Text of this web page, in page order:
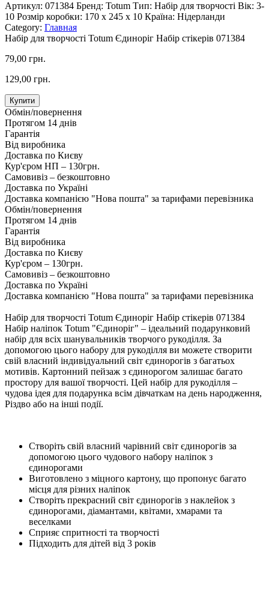
Артикул: 071384 Бренд: Totum Тип: Набір для творчості Вік: 3-
10 Розмір коробки: 170 х 245 x 10 Країна: Нідерланди
Category: Главная
Набір для творчості Totum Єдиноріг Набір стікерів 071384
79,00 грн.
129,00 грн.
Купити
Обмін/повернення
Протягом 14 днів
Гарантія
Від виробника
Доставка по Києву
Кур'єром НП – 130грн.
Самовивіз – безкоштовно
Доставка по Україні
Доставка компанією "Нова пошта" за тарифами перевізника
Обмін/повернення
Протягом 14 днів
Гарантія
Від виробника
Доставка по Києву
Кур'єром – 130грн.
Самовивіз – безкоштовно
Доставка по Україні
Доставка компанією "Нова пошта" за тарифами перевізника
Набір для творчості Totum Єдиноріг Набір стікерів 071384
Набір наліпок Totum "Єдиноріг" – ідеальний подарунковий
набір для всіх шанувальників творчого рукоділля. За
допомогою цього набору для рукоділля ви можете створити
свій власний індивідуальний світ єдинорогів з багатьох
мотивів. Картонний пейзаж з єдинорогом залишає багато
простору для вашої творчості. Цей набір для рукоділля –
чудова ідея для подарунка всім дівчаткам на день народження,
Різдво або на інші події.
Створіть свій власний чарівний світ єдинорогів за
допомогою цього чудового набору наліпок з
єдинорогами
Виготовлено з міцного картону, що пропонує багато
місця для різних наліпок
Створіть прекрасний світ єдинорогів з наклейок з
єдинорогами, діамантами, квітами, хмарами та
веселками
Сприяє спритності та творчості
Підходить для дітей від 3 років